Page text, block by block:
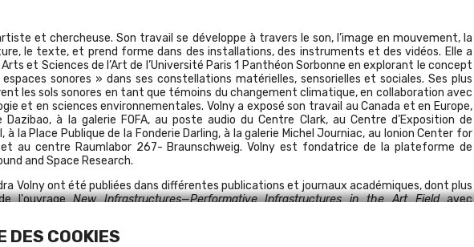
et chercheuse. Son travail se développe à travers le son, l’image en mouvement, la
le texte, et prend forme dans des installations, des instruments et des vidéos. Elle a
et Sciences de l’Art de l’Université Paris 1 Panthéon Sorbonne en explorant le concept
sonores » dans ses constellations matérielles, sensorielles et sociales. Ses plus
les sols sonores en tant que témoins du changement climatique, en collaboration avec
et en sciences environnementales. Volny a exposé son travail au Canada et en Europe,
à la galerie FOFA, au poste audio du Centre Clark, au Centre d’Exposition de
à la Place Publique de la Fonderie Darling, à la galerie Michel Journiac, au Ionion Center for
au centre Raumlabor 267- Braunschweig. Volny est fondatrice de la plateforme de
and Space Research.
Volny ont été publiées dans différentes publications et journaux académiques, dont plus
l'ouvrageNew Infrastructures—Performative Infrastructures in the Art Fieldavec
des espaces sonores racontés par les sols
DES COOKIES